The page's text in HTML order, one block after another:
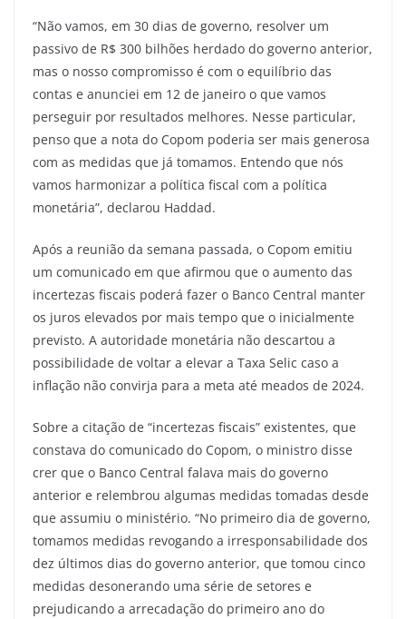
“Não vamos, em 30 dias de governo, resolver um
passivo de R$ 300 bilhões herdado do governo anterior,
mas o nosso compromisso é com o equilíbrio das
contas e anunciei em 12 de janeiro o que vamos
perseguir por resultados melhores. Nesse particular,
penso que a nota do Copom poderia ser mais generosa
com as medidas que já tomamos. Entendo que nós
vamos harmonizar a política fiscal com a política
monetária”, declarou Haddad.
Após a reunião da semana passada, o Copom emitiu
um comunicado em que afirmou que o aumento das
incertezas fiscais poderá fazer o Banco Central manter
os juros elevados por mais tempo que o inicialmente
previsto. A autoridade monetária não descartou a
possibilidade de voltar a elevar a Taxa Selic caso a
inflação não convirja para a meta até meados de 2024.
Sobre a citação de “incertezas fiscais” existentes, que
constava do comunicado do Copom, o ministro disse
crer que o Banco Central falava mais do governo
anterior e relembrou algumas medidas tomadas desde
que assumiu o ministério. “No primeiro dia de governo,
tomamos medidas revogando a irresponsabilidade dos
dez últimos dias do governo anterior, que tomou cinco
medidas desonerando uma série de setores e
prejudicando a arrecadação do primeiro ano do